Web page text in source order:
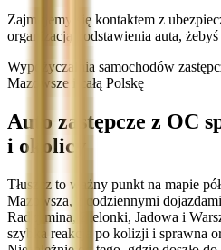
Zajmujemy się kontaktem z
organizacją podstawienia auta,
Wypożyczalnia samochodów
Mazowsze i całą Polskę
Auto zastępcze z OC
i okolicy
Tłuszcz to ważny punkt na mapie
Mazowsza, z codziennymi
Radzymina, Zielonki, Jadowa i
szybka reakcja po kolizji i sprawna